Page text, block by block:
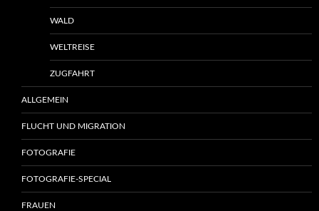
WALD
WELTREISE
ZUGFAHRT
ALLGEMEIN
FLUCHT UND MIGRATION
FOTOGRAFIE
FOTOGRAFIE-SPECIAL
FRAUEN